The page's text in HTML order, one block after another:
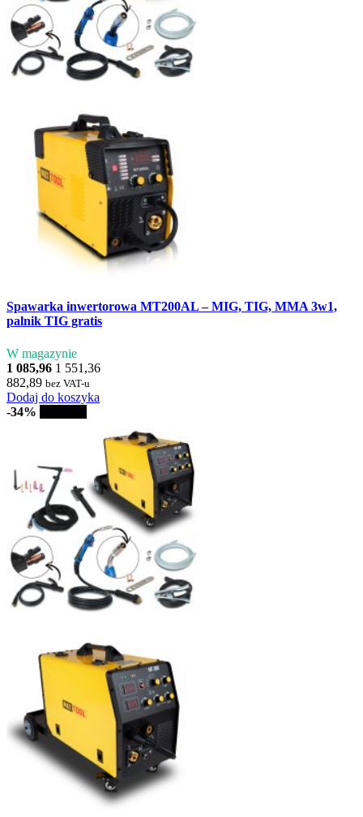
Spawarka inwertorowa MT200AL – MIG, TIG, MMA 3w1,
palnik TIG gratis
W magazynie
1 085,96 1 551,36
882,89 bez VAT-u
Dodaj do koszyka
-34%